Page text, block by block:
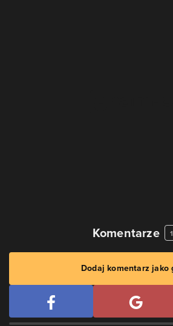
Komentarze 1
Dodaj komentarz jako